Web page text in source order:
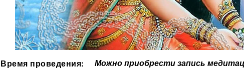
Время проведения: Можно приобрести запись